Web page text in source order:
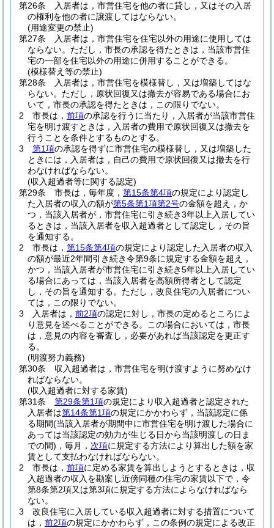
第26条
入居者は，市営住宅を他の者に貸し，又はその入居
の権利を他の者に譲渡してはならない。
(用途変更の禁止)
第27条
入居者は，市営住宅を住宅以外の用途に使用しては
ならない。 ただし，市長の承認を得たときは，当該市営住
宅の一部を住宅以外の用途に併用することができる。
(模様替え等の禁止)
第28条
入居者は，市営住宅を模様替し，又は増築してはな
らない。 ただし，原状回復又は撤去が容易である場合にお
いて，市長の承認を得たときは，この限りでない。
2
市長は， 前項の承認を行うに当たり，入居者が当該市営住
宅を明け渡すときは，入居者の費用で原状回復又は撤去を
行うことを条件とするものとする。
3
第1項の承認を得ずに市営住宅の模様替し，又は増築した
ときには，入居者は，自己の費用で原状回復又は撤去を行
わなければならない。
(収入超過者等に関する認定)
第29条
市長は，毎年度， 第15条第4項の規定により認定し
た入居者の収入の額が第5条第1項第2号の金額を超え，か
つ，当該入居者が，市営住宅に引き続き3年以上入居してい
るときは，当該入居者を収入超過者として認定し，その旨
を通知する。
2
市長は， 第15条第4項の規定により認定した入居者の収入
の額が最近2年間引き続き令第9条に規定する金額を超え，
かつ，当該入居者が市営住宅に引き続き5年以上入居してい
る場合にあっては，当該入居者を高額所得者として認定
し，その旨を通知する。 ただし，改良住宅の入居者につい
ては，この限りでない。
3
入居者は， 前2項の認定に対し，市長の定めるところによ
り意見を述べることができる。
この場合においては，市長
は，意見の内容を審査し，必要があれば当該認定を更正す
る。
(明渡努力義務)
第30条
収入超過者は，市営住宅を明け渡すように努めなけ
ればならない。
(収入超過者に対する家賃)
第31条
第29条第1項の規定により収入超過者と認定された
入居者は第14条第1項の規定にかかわらず，当該認定に係
る期間(当該入居者が期間中に市営住宅を明け渡した場合に
あっては当該認定の効力が生じる日から当該明渡しの日ま
での間) ，毎月， 次項に規定する方法により算出した額を家
賃として支払わなければならない。
2
市長は， 前項に定める家賃を算出しようとするときは，収
入超過者の収入を勘案し近傍同種の住宅の家賃以下で，令
第8条第2項又は第3項に規定する方法によらなければなら
ない。
3
改良住宅に入居している収入超過者に対する措置について
は， 前2項の規定にかかわらず，この条例の規定による改正